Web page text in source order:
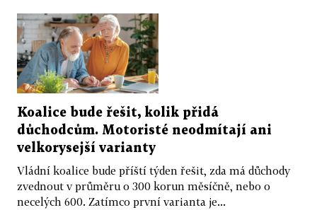
Koalice bude řešit, kolik přidá
důchodcům. Motoristé neodmítají ani
velkorysejší varianty
Vládní koalice bude příští týden řešit, zda má důchody
zvednout v průměru o 300 korun měsíčně, nebo o
necelých 600. Zatímco první varianta je...